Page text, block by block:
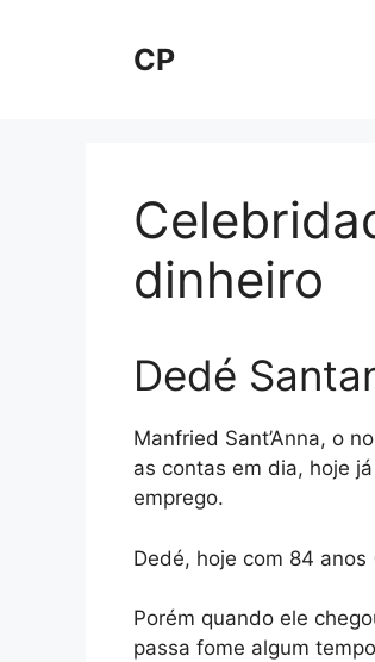
CP
dinheiro
Dedé
Manfried Sant’Anna, o
as contas em dia, hoje
emprego.
Dedé, hoje com 84
Porém quando ele
passa fome algum